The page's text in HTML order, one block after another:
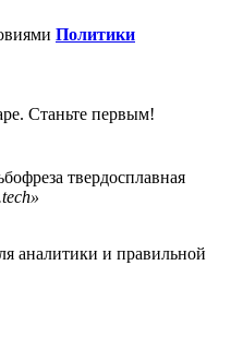
Политики
Станьте первым!
твердосплавная
аналитики и правильной